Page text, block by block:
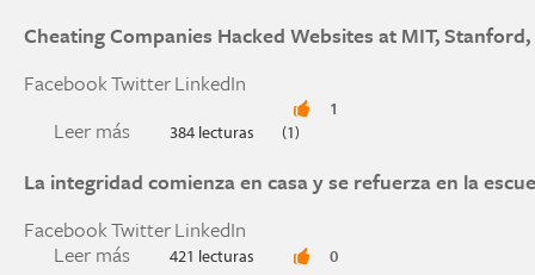
Cheating Companies Hacked Websites at MIT,
FacebookTwitterLinkedIn
Leer más sobre Cheating Companies Hacked Websites
384 lecturas
1
(1)
La integridad comienza en casa y se refuerza en la
FacebookTwitterLinkedIn
Leer más sobre La integridad comienza en casa y se
421 lecturas 0